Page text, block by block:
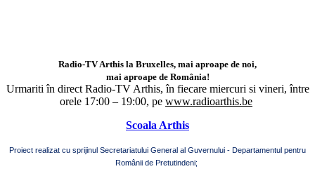
Radio-TV Arthis la Bruxelles, mai aproape de noi,
mai aproape de România!
Urmariti în direct Radio-TV Arthis, în fiecare miercuri si vineri, între
orele 17:00 – 19:00, pe www.radioarthis.be
Scoala Arthis
Proiect realizat cu sprijinul Secretariatului General al Guvernului - Departamentul pentru
Românii de Pretutindeni;